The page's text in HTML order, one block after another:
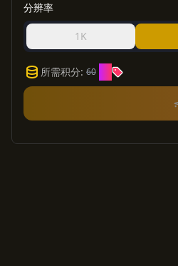
分辨率
1K
所需积分: 60